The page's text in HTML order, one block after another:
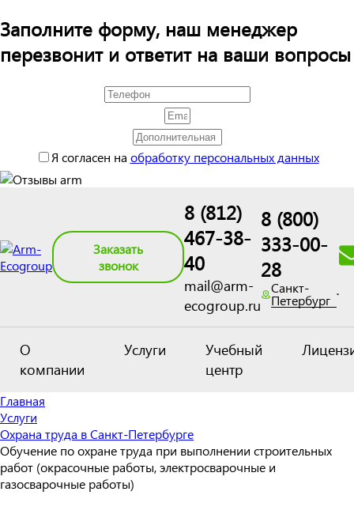
Заполните форму, наш менеджер
перезвонит и ответит на ваши вопросы
Я согласен на обработку персональных данных
Заказать
звонок
8 (812)
467-38-
40
mail@arm-
ecogroup.ru
8 (800)
333-00-
28
Санкт-
Петербург
О
компании
Услуги
Учебный
центр
Главная
Услуги
Охрана труда в Санкт-Петербурге
Обучение по охране труда при выполнении строительных
работ (окрасочные работы, электросварочные и
газосварочные работы)